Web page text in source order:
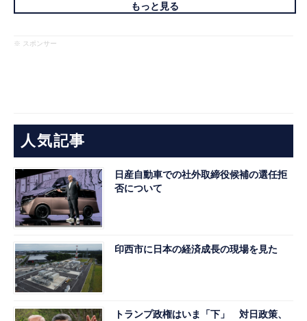
もっと見る
※ スポンサー
人気記事
日産自動車での社外取締役候補の選任拒
否について
印西市に日本の経済成長の現場を見た
トランプ政権はいま「下」 対日政策、